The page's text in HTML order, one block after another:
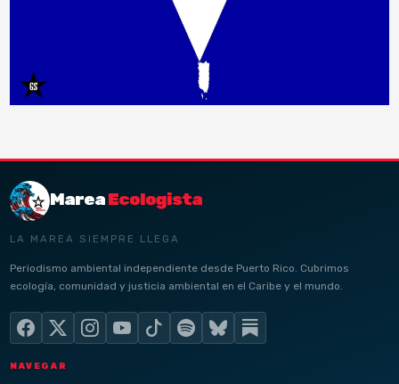
MareaEcologista
LA MAREA SIEMPRE LLEGA
Periodismo ambiental independiente desde Puerto Rico. Cubrimos
ecología, comunidad y justicia ambiental en el Caribe y el mundo.
NAVEGAR